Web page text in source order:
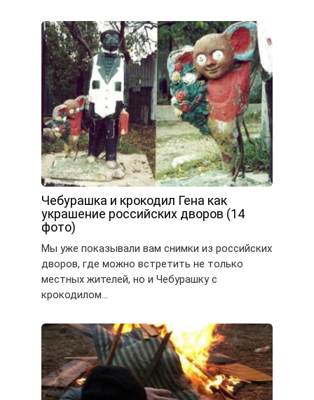
Чебурашка и крокодил Гена как
украшение российских дворов (14
фото)
Мы уже показывали вам снимки из российских
дворов, где можно встретить не только
местных жителей, но и Чебурашку с
крокодилом…